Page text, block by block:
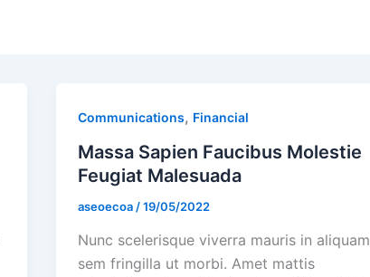
Communications, Financial
Massa Sapien Faucibus Molestie
Feugiat Malesuada
aseoecoa /19/05/2022
Nunc scelerisque viverra mauris in aliquam
sem fringilla ut morbi. Amet mattis